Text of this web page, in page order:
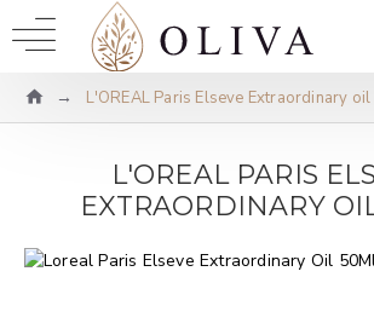
L'OREAL Paris Elseve Extraordinary
L'OREAL PARIS
EXTRAORDINARY